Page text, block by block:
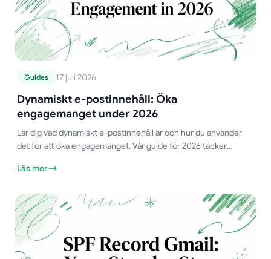
Guides 17 juli 2026
Dynamiskt e-postinnehåll: Öka
engagemanget under 2026
Lär dig vad dynamiskt e-postinnehåll är och hur du använder
det för att öka engagemanget. Vår guide för 2026 täcker
Läs mer